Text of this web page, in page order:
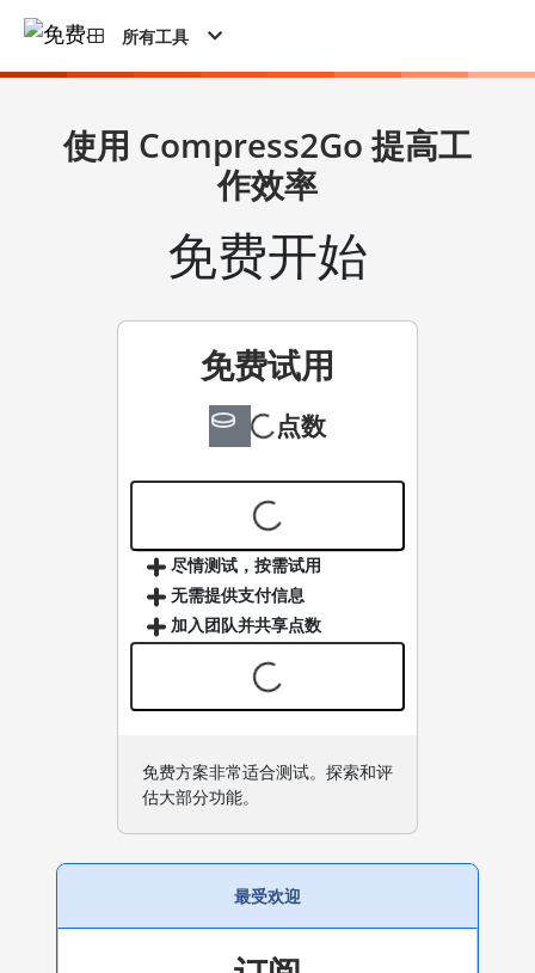
所有工具
使用 Compress2Go 提高工
作效率
免费开始
免费试用
点数
尽情测试，按需试用
无需提供支付信息
加入团队并共享点数
免费方案非常适合测试。探索和评
估大部分功能。
最受欢迎